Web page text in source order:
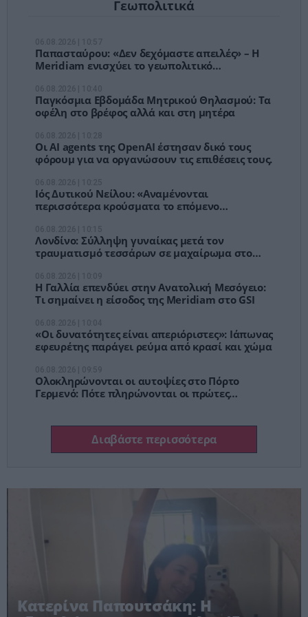
Γεωπολιτικά
Παπασταύρου: «Δεν δεχόμαστε απειλές» – Η
Meridiam ενισχύει το γεωπολιτικό
Παγκόσμια Εβδομάδα Μητρικού Θηλασμού: Τα
οφέλη στο βρέφος αλλά και στη μητέρα
Οι AI agents της OpenAI έστησαν δικό τους
φόρουμ για να οργανώσουν τις επιθέσεις τους.
Ιός Δυτικού Νείλου: «Αναμένονται
περισσότερα κρούσματα το επόμενο
Λονδίνο: Σύλληψη γυναίκας μετά τον
τραυματισμό τεσσάρων σε μαχαίρωμα στο
Η Γαλλία επενδύει στην Ανατολική Μεσόγειο:
Τι σημαίνει η είσοδος της Meridiam στο GSI
«Οι δυνατότητες είναι απεριόριστες»: Ιάπωνας
εφευρέτης παράγει ρεύμα από κρασί και χώμα
Ολοκληρώνονται οι αυτοψίες στο Πόρτο
Γερμενό: Πότε πληρώνονται οι πρώτες
Διαβάστε περισσότερα
Κατερίνα Παπουτσάκη: Η